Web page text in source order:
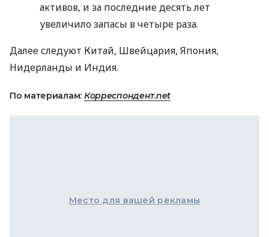
активов, и за последние десять лет
увеличило запасы в четыре раза.
Далее следуют Китай, Швейцария, Япония,
Нидерланды и Индия.
По материалам: Корреспондент.net
Место для вашей рекламы